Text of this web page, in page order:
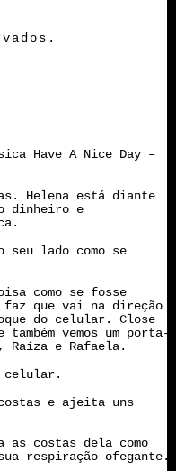
Have A Nice Day –
Helena está diante
dinheiro e
seu lado como se
como se fosse
faz que vai na direção
do celular. Close
vemos um porta-
e Rafaela.
celular.
e ajeita uns
as costas dela como
respiração ofegante.